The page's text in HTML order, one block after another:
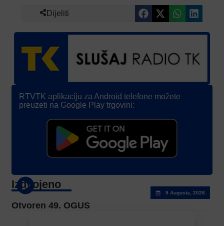
Dijeliti
RTVTK aplikaciju za Android telefone možete
preuzeti na Google Play trgovini:
Izdvojeno
9 Augusta, 2026
Otvoren 49. OGUS